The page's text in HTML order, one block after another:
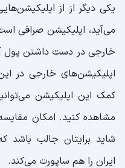
یکی دیگر از از
می‌آید، اپلیکیشن صرافی
خارجی در دست داشتن پول
کمک این اپلیکیشن
مشاهده کنید. امکان
شاید برایتان جالب باشد
ایران را هم ساپورت می‌کند.